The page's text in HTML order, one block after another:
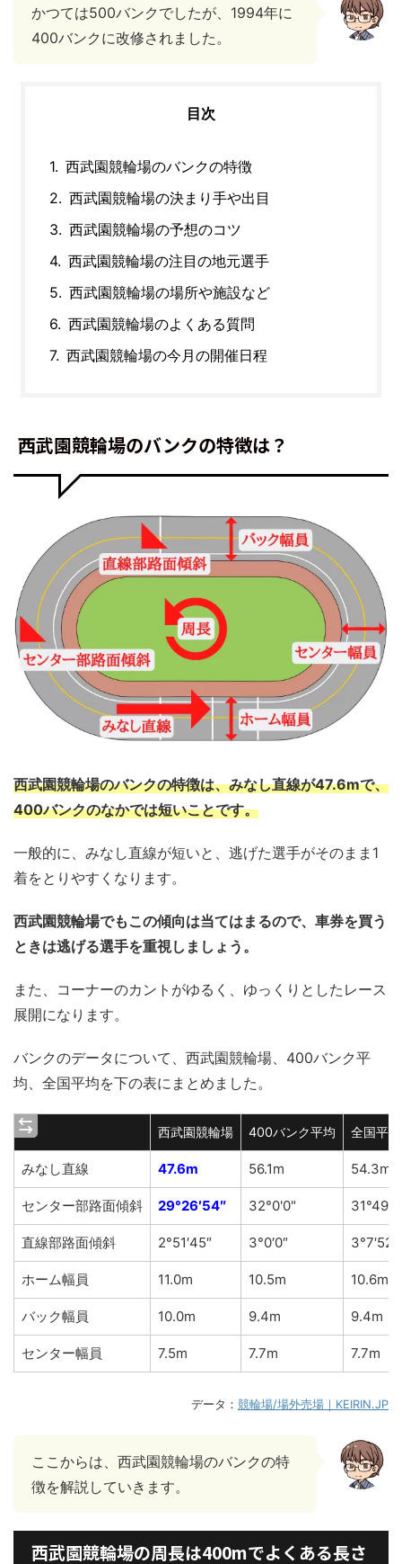
かつては500バンクでしたが、1994年に
400バンクに改修されました。
目次
西武園競輪場のバンクの特徴
西武園競輪場の決まり手や出目
西武園競輪場の予想のコツ
西武園競輪場の注目の地元選手
西武園競輪場の場所や施設など
西武園競輪場のよくある質問
西武園競輪場の今月の開催日程
西武園競輪場のバンクの特徴は？
西武園競輪場のバンクの特徴は、みなし直線が47.6mで、
400バンクのなかでは短いことです。
一般的に、みなし直線が短いと、逃げた選手がそのまま1
着をとりやすくなります。
西武園競輪場でもこの傾向は当てはまるので、車券を買う
ときは逃げる選手を重視しましょう。
また、コーナーのカントがゆるく、ゆっくりとしたレース
展開になります。
バンクのデータについて、西武園競輪場、400バンク平
均、全国平均を下の表にまとめました。
西武園競輪場 400バンク平均 全国平均
みなし直線 47.6m 56.1m 54.3m
センター部路面傾斜 29°26′54″ 32°0'0"
直線部路面傾斜 2°51′45″ 3°0′0″ 3°7′52″
ホーム幅員 11.0m 10.5m 10.6m
バック幅員 10.0m 9.4m 9.4m
センター幅員 7.5m 7.7m 7.7m
データ： 競輪場/場外売場｜KEIRIN.JP
ここからは、西武園競輪場のバンクの特
徴を解説していきます。
西武園競輪場の周長は400mでよくある長さ